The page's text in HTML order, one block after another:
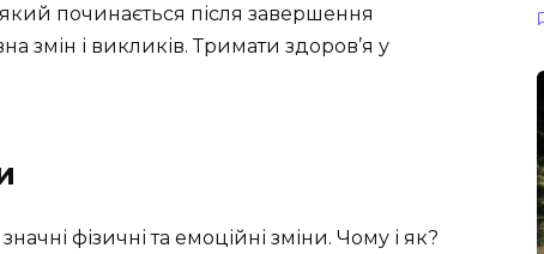
починається після завершення
змін і викликів. Тримати здоров’я у
фізичні та емоційні зміни. Чому і як?